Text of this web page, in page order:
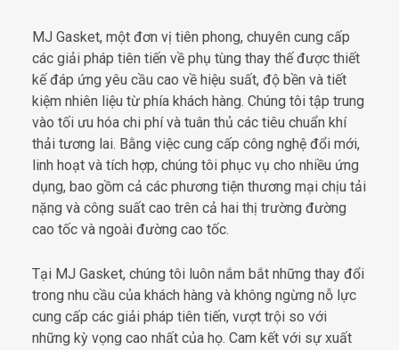
MJ Gasket, một đơn vị tiên phong, chuyên cung cấp
các giải pháp tiên tiến về phụ tùng thay thế được thiết
kế đáp ứng yêu cầu cao về hiệu suất, độ bền và tiết
kiệm nhiên liệu từ phía khách hàng. Chúng tôi tập trung
vào tối ưu hóa chi phí và tuân thủ các tiêu chuẩn khí
thải tương lai. Bằng việc cung cấp công nghệ đổi mới,
linh hoạt và tích hợp, chúng tôi phục vụ cho nhiều ứng
dụng, bao gồm cả các phương tiện thương mại chịu tải
nặng và công suất cao trên cả hai thị trường đường
cao tốc và ngoài đường cao tốc.
Tại MJ Gasket, chúng tôi luôn nắm bắt những thay đổi
trong nhu cầu của khách hàng và không ngừng nỗ lực
cung cấp các giải pháp tiên tiến, vượt trội so với
những kỳ vọng cao nhất của họ. Cam kết với sự xuất